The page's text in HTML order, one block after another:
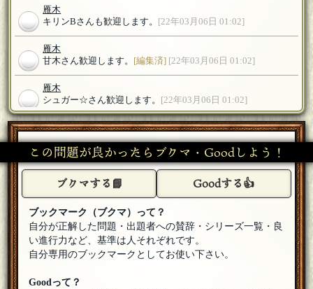
雁木
キリンBさんも歓迎します。
[22年03月06日 01:02]
雁木
甘木さん歓迎します。
[編集済] [22年03月06日 01:02]
雁木
シュガー☆さん歓迎します。
[22年03月06日 01:02]
甘木[☆スタンプ絵師]
参加します！[22年03月06日 01:02]
シュガー⭐︎[★★★真実の射手]
参加します！[22年03月06日 01:02]
この問題が良かったらブクマ・Goodしよう！
ブクマする📘 Goodする👍
ブックマーク（ブクマ）って？
自分が正解した問題・出題者への賛辞・シリーズ一覧・良
い進行力など、基準は人それぞれです。
自分専用のブックマークとしてお使い下さい。
Goodって？